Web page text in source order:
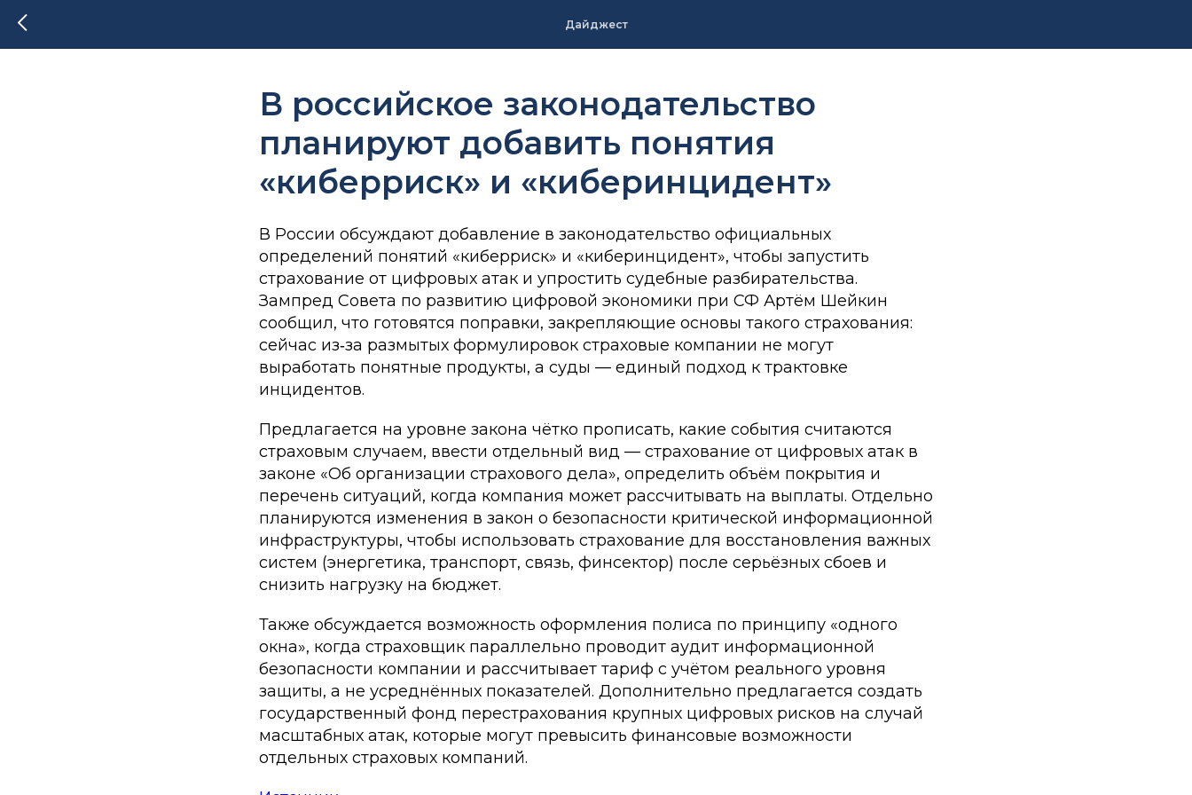
Дайджест
В российское законодательство
планируют добавить понятия
«киберриск» и «киберинцидент»
В России обсуждают добавление в законодательство официальных
определений понятий «киберриск» и «киберинцидент», чтобы запустить
страхование от цифровых атак и упростить судебные разбирательства.
Зампред Совета по развитию цифровой экономики при СФ Артём Шейкин
сообщил, что готовятся поправки, закрепляющие основы такого страхования:
сейчас из‑за размытых формулировок страховые компании не могут
выработать понятные продукты, а суды — единый подход к трактовке
инцидентов.
Предлагается на уровне закона чётко прописать, какие события считаются
страховым случаем, ввести отдельный вид — страхование от цифровых атак в
законе «Об организации страхового дела», определить объём покрытия и
перечень ситуаций, когда компания может рассчитывать на выплаты. Отдельно
планируются изменения в закон о безопасности критической информационной
инфраструктуры, чтобы использовать страхование для восстановления важных
систем (энергетика, транспорт, связь, финсектор) после серьёзных сбоев и
снизить нагрузку на бюджет.
Также обсуждается возможность оформления полиса по принципу «одного
окна», когда страховщик параллельно проводит аудит информационной
безопасности компании и рассчитывает тариф с учётом реального уровня
защиты, а не усреднённых показателей. Дополнительно предлагается создать
государственный фонд перестрахования крупных цифровых рисков на случай
масштабных атак, которые могут превысить финансовые возможности
отдельных страховых компаний.